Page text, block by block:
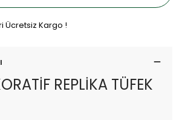
Ücretsiz Kargo !
REPLİKA TÜFEK